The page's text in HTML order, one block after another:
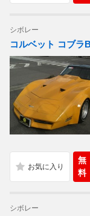
シボレー
コルベット コブ
無
料
シボレー